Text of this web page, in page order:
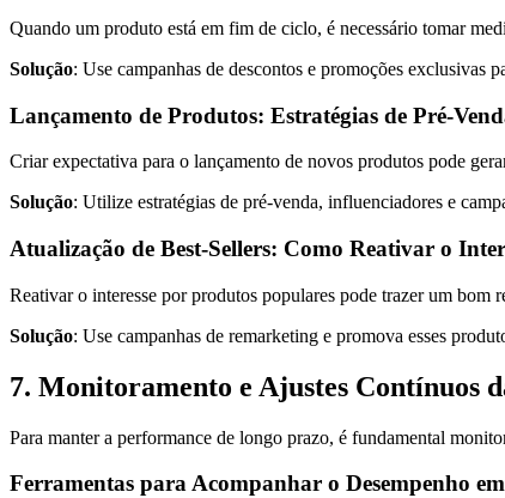
Quando um produto está em fim de ciclo, é necessário tomar
Solução: Use campanhas de descontos e promoções exclusivas
Lançamento de Produtos: Estratégias de Pré-
Criar expectativa para o lançamento de novos produtos pode
Solução: Utilize estratégias de pré-venda, influenciadores e
Atualização de Best-Sellers: Como Reativar o
Reativar o interesse por produtos populares pode trazer um bom
Solução: Use campanhas de remarketing e promova esses
7. Monitoramento e Ajustes Contínuos
Para manter a performance de longo prazo, é fundamental
Ferramentas para Acompanhar o Desempenho